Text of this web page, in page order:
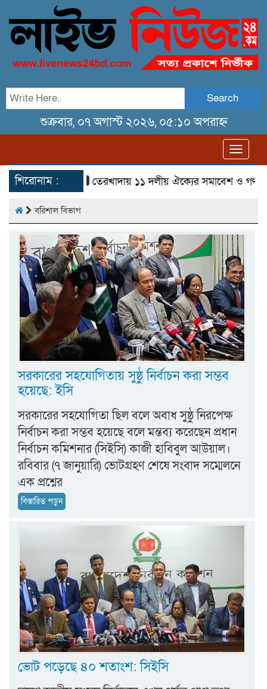
Search
শুক্রবার, ০৭ অগাস্ট ২০২৬, ০৫:১০ অপরাহ্ন
শিরোনাম :তেরখাদায় ১১ দলীয় ঐক্যের সমাবেশ ও গণ মিছিল
বরিশাল বিভাগ
সরকারের সহযোগিতায় সুষ্ঠু নির্বাচন করা সম্ভব
হয়েছে: ইসি
সরকারের সহযোগিতা ছিল বলে অবাধ সুষ্ঠু নিরপেক্ষ
নির্বাচন করা সম্ভব হয়েছে বলে মন্তব্য করেছেন প্রধান
নির্বাচন কমিশনার (সিইসি) কাজী হাবিবুল আউয়াল।
রবিবার (৭ জানুয়ারি) ভোটগ্রহণ শেষে সংবাদ সম্মেলনে
এক প্রশ্নের
বিস্তারিত পড়ুন
ভোট পড়েছে ৪০ শতাংশ: সিইসি